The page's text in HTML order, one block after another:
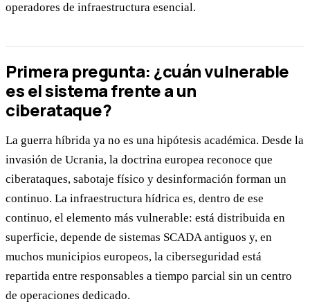
operadores de infraestructura esencial.
Primera pregunta: ¿cuán vulnerable
es el sistema frente a un
ciberataque?
La guerra híbrida ya no es una hipótesis académica. Desde la
invasión de Ucrania, la doctrina europea reconoce que
ciberataques, sabotaje físico y desinformación forman un
continuo. La infraestructura hídrica es, dentro de ese
continuo, el elemento más vulnerable: está distribuida en
superficie, depende de sistemas SCADA antiguos y, en
muchos municipios europeos, la ciberseguridad está
repartida entre responsables a tiempo parcial sin un centro
de operaciones dedicado.